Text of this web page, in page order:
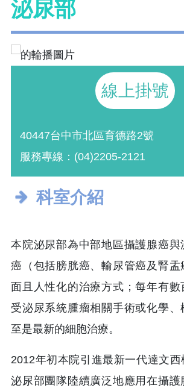
泌尿部
線上掛號
40447台中市北區育德路2號
服務專線：(04)2205-2121
科室介紹
本院泌尿部為中部地區攝護腺癌
癌（包括膀胱癌、輸尿管癌及腎盂
面且人性化的治療方式；每年有
受泌尿系統腫瘤相關手術或化學
至是最新的細胞治療。
2012年初本院引進最新一代達文西
泌尿部團隊陸續廣泛地應用在攝護